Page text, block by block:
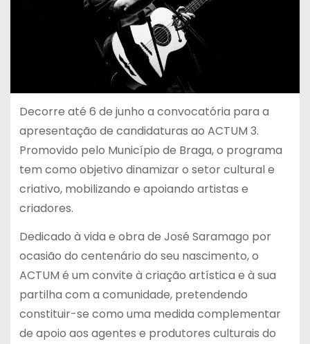
Decorre até 6 de junho a convocatória para a
apresentação de candidaturas ao ACTUM 3.
Promovido pelo Município de Braga, o programa
tem como objetivo dinamizar o setor cultural e
criativo, mobilizando e apoiando artistas e
criadores.
Dedicado à vida e obra de José Saramago por
ocasião do centenário do seu nascimento, o
ACTUM é um convite à criação artística e à sua
partilha com a comunidade, pretendendo
constituir-se como uma medida complementar
de apoio aos agentes e produtores culturais do